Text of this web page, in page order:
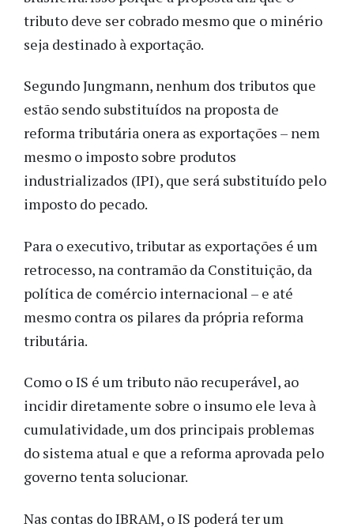
tributo deve ser cobrado mesmo que o minério
seja destinado à exportação.
Segundo Jungmann, nenhum dos tributos que
estão sendo substituídos na proposta de
reforma tributária onera as exportações – nem
mesmo o imposto sobre produtos
industrializados (IPI), que será substituído pelo
imposto do pecado.
Para o executivo, tributar as exportações é um
retrocesso, na contramão da Constituição, da
política de comércio internacional – e até
mesmo contra os pilares da própria reforma
tributária.
Como o IS é um tributo não recuperável, ao
incidir diretamente sobre o insumo ele leva à
cumulatividade, um dos principais problemas
do sistema atual e que a reforma aprovada pelo
governo tenta solucionar.
Nas contas do IBRAM, o IS poderá ter um